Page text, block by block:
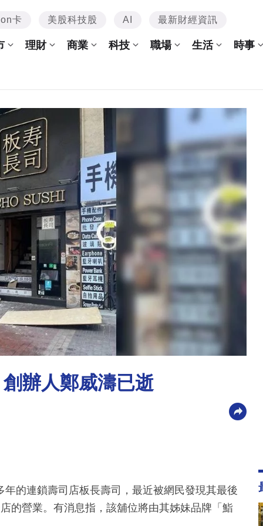
卡 美股科技股 AI 最新財經資訊
理財 商業 科技 職場 生活 時事
辦人鄭威濤已逝
的連鎖壽司店板長壽司，最近被網民發現其最後
的營業。有消息指，該舖位將由其姊妹品牌「鮨